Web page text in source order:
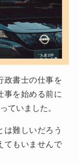
政書士の仕事を
事を始める前に
ていました。
は難しいだろう
てもいませんで